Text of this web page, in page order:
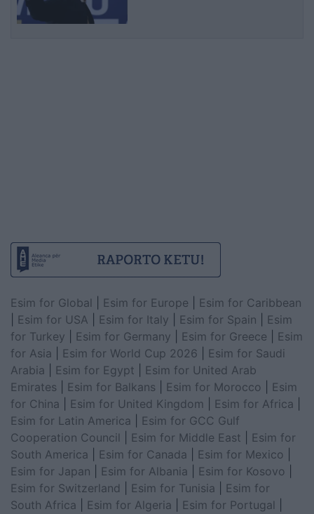
Esim for Global Esim for Europe
Esim for Caribbean
Esim for USA Esim for Italy Esim for Spain
Esim
for Turkey
Esim for Germany Esim for Greece
Esim
for Asia
Esim for World Cup 2026
Esim for Saudi
Arabia
Esim for Egypt
Esim for United Arab
Emirates
Esim for Balkans Esim for Morocco
Esim
for China
Esim for United Kingdom Esim for Africa
Esim for Latin America
Esim for GCC Gulf
Cooperation Council
Esim for Middle East
Esim for
South America
Esim for Canada Esim for Mexico
Esim for Japan
Esim for Albania Esim for Kosovo
Esim for Switzerland
Esim for Tunisia
Esim for
South Africa
Esim for Algeria Esim for Portugal